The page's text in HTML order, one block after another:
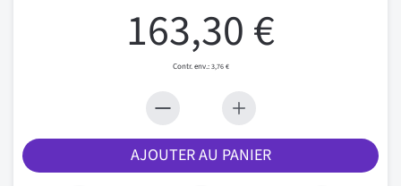
163,30 €
3,76 €
AJOUTER AU PANIER